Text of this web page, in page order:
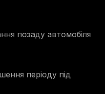
позаду автомобіля
періоду під